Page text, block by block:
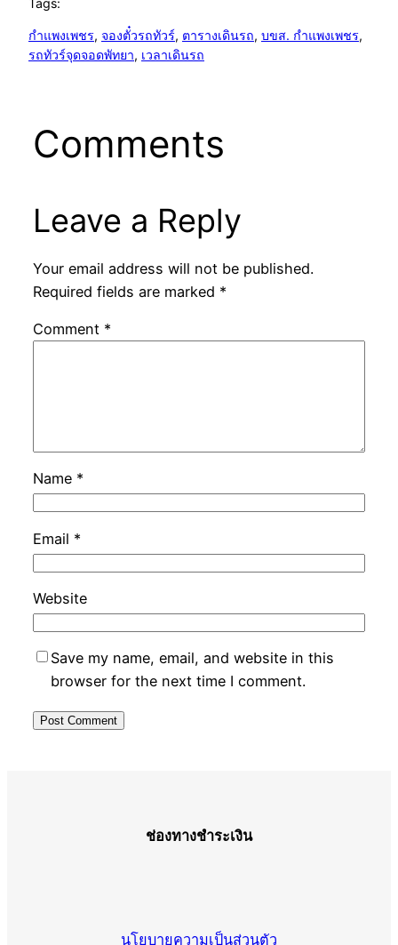
กำแพงเพชร, จองตั๋วรถทัวร์, ตารางเดินรถ, บขส. กำแพงเพชร
รถทัวร์จุดจอดพัทยา, เวลาเดินรถ
Comments
Leave a Reply
Your email address will not be published.
Required fields are marked *
Comment *
Name *
Email *
Website
Save my name, email, and website in this
browser for the next time I comment.
ช่องทางชำระเงิน
นโยบายความเป็นส่วนตัว